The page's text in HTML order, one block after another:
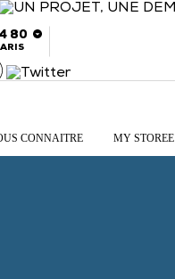
80
CONNAITRE MY STOREE